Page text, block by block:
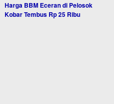
Harga BBM Eceran di Pelosok
Kobar Tembus Rp 25 Ribu